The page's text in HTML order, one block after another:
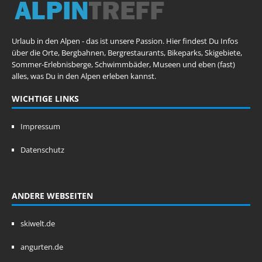
Urlaub in den Alpen - das ist unsere Passion. Hier findest Du Infos
über die Orte, Bergbahnen, Bergrestaurants, Bikeparks, Skigebiete,
Sommer-Erlebnisberge, Schwimmbäder, Museen und eben (fast)
alles, was Du in den Alpen erleben kannst.
WICHTIGE LINKS
Impressum
Datenschutz
ANDERE WEBSEITEN
skiwelt.de
angurten.de